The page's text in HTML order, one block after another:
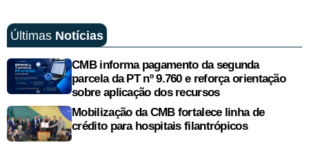
Últimas Notícias
CMB informa pagamento da segunda
parcela da PT nº 9.760 e reforça orientação
sobre aplicação dos recursos
Mobilização da CMB fortalece linha de
crédito para hospitais filantrópicos